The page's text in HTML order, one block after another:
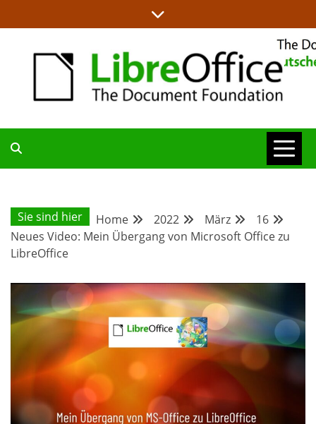
to
DEUTSCHER
COMMUNITY-
BLOG
Sie sind hier Home 2022 März
16
Neues Video: Mein Übergang von Microsoft Office zu
LibreOffice